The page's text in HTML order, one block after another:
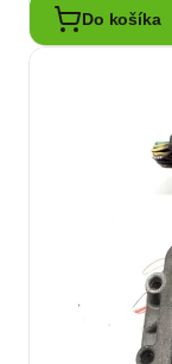
Do košíka